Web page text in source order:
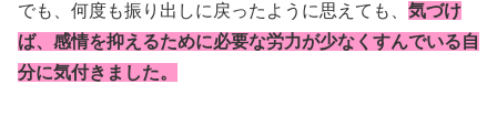
でも、何度も振り出しに戻ったように思えても、 気づけ
ば、感情を抑えるために必要な労力が少なくすんでいる自
分に気付きました。